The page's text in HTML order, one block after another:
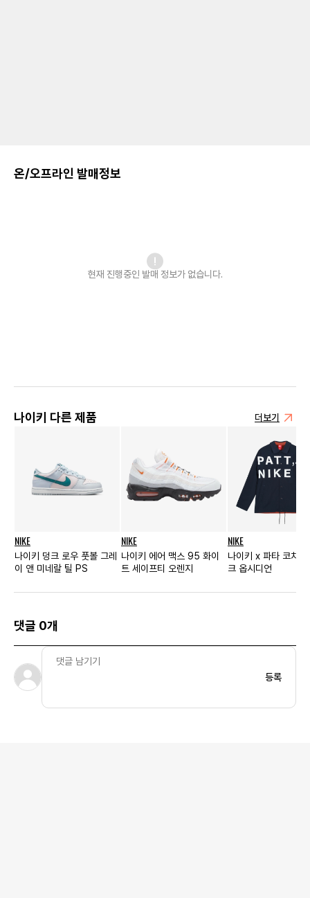
온/오프라인 발매정보
현재 진행중인 발매 정보가 없습니다.
나이키 다른 제품 더보기
NIKE
나이키 덩크 로우 풋볼 그레
이 앤 미네랄 틸 PS
NIKE
나이키 에어 맥스 95 화이
트 세이프티 오렌지
NIKE
나이키 x 파타 코치
크 옵시디언
댓글 0개
등록